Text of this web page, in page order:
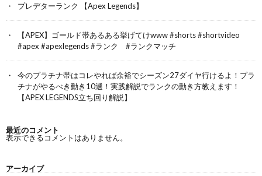
プレデターランク 【Apex Legends】
【APEX】ゴールド帯あるある挙げてけwww #shorts #shortvideo
#apex #apexlegends #ランク #ランクマッチ
今のプラチナ帯はコレやれば余裕でシーズン27ダイヤ行けるよ！プラ
チナがやるべき動き10選！実践解説でランクの動き方教えます！
【APEX LEGENDS立ち回り解説】
最近のコメント
表示できるコメントはありません。
アーカイブ